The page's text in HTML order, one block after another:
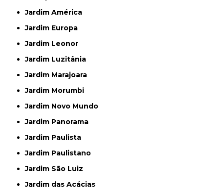
Jardim América
Jardim Europa
Jardim Leonor
Jardim Luzitânia
Jardim Marajoara
Jardim Morumbi
Jardim Novo Mundo
Jardim Panorama
Jardim Paulista
Jardim Paulistano
Jardim São Luiz
Jardim das Acácias